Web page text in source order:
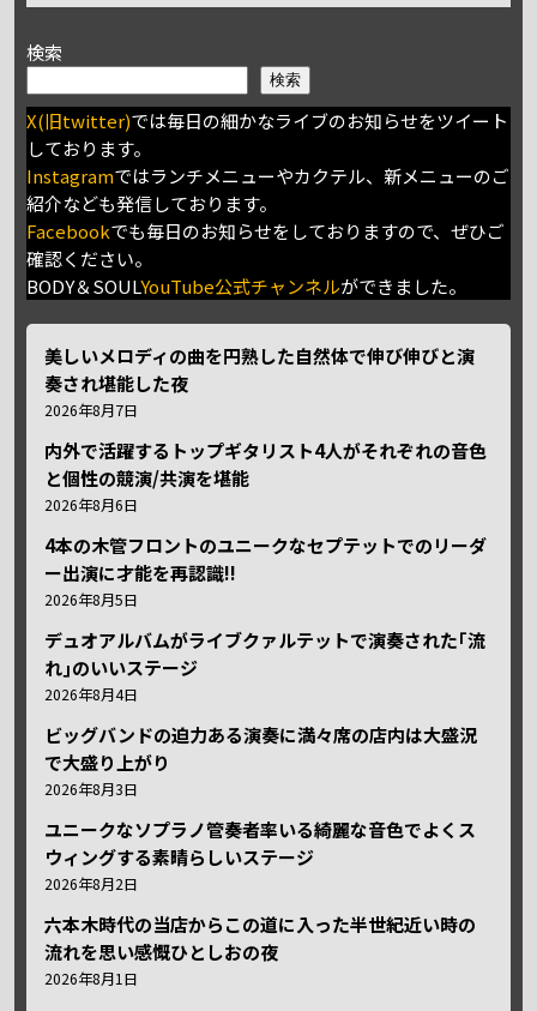
検索
検索
X(旧twitter)では毎日の細かなライブのお知らせをツイート
しております。
Instagramではランチメニューやカクテル、新メニューのご
紹介なども発信しております。
Facebookでも毎日のお知らせをしておりますので、ぜひご
確認ください。
BODY＆SOULYouTube公式チャンネルができました。
美しいメロディの曲を円熟した自然体で伸び伸びと演
奏され堪能した夜
2026年8月7日
内外で活躍するトップギタリスト4人がそれぞれの音色
と個性の競演/共演を堪能
2026年8月6日
4本の木管フロントのユニークなセプテットでのリーダ
ー出演に才能を再認識!!
2026年8月5日
デュオアルバムがライブクァルテットで演奏された｢流
れ｣のいいステージ
2026年8月4日
ビッグバンドの迫力ある演奏に満々席の店内は大盛況
で大盛り上がり
2026年8月3日
ユニークなソプラノ管奏者率いる綺麗な音色でよくス
ウィングする素晴らしいステージ
2026年8月2日
六本木時代の当店からこの道に入った半世紀近い時の
流れを思い感慨ひとしおの夜
2026年8月1日